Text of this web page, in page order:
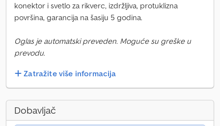
konektor i svetlo za rikverc, izdržljiva, protuklizna
površina, garancija na šasiju 5 godina.
Oglas je automatski preveden. Moguće su greške u
prevodu.
Zatražite više informacija
Dobavljač